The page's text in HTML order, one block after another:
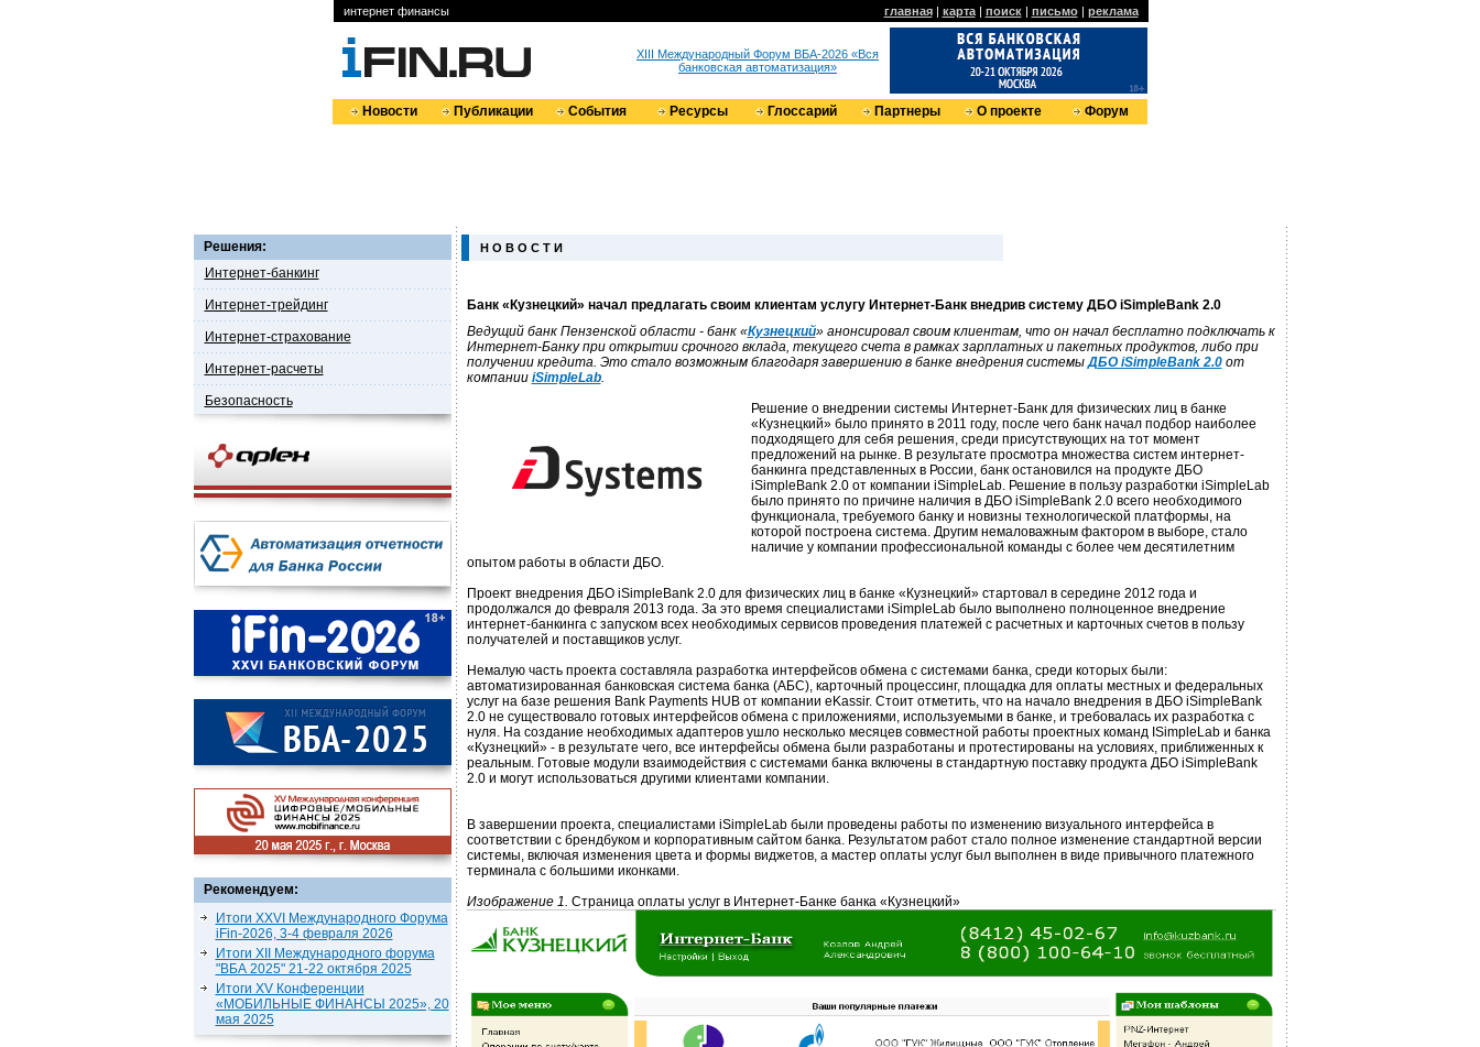
интернет финансы главная| карта| поиск| письмо| реклама
XIII Международный Форум ВБА-2026 «Вся
банковская автоматизация»
Новости Публикации События Ресурсы Глоссарий Партнеры О проекте Форум
Решения:
Интернет-банкинг
Интернет-трейдинг
Интернет-страхование
Интернет-расчеты
Безопасность
Рекомендуем:
Итоги XXVI Международного Форума
iFin-2026, 3-4 февраля 2026
Итоги XII Международного форума
"ВБА 2025" 21-22 октября 2025
Итоги XV Конференции
«МОБИЛЬНЫЕ ФИНАНСЫ 2025», 20
мая 2025
Н О В О С Т И
Банк «Кузнецкий» начал предлагать своим клиентам услугу Интернет-Банк внедрив систему ДБО iSimpleBank 2.0
Ведущий банк Пензенской области - банк «Кузнецкий» анонсировал своим клиентам, что он начал бесплатно подключать к
Интернет-Банку при открытии срочного вклада, текущего счета в рамках зарплатных и пакетных продуктов, либо при
получении кредита. Это стало возможным благодаря завершению в банке внедрения системыДБО iSimpleBank 2.0от
компании iSimpleLab.
Решение о внедрении системы Интернет-Банк для физических лиц в банке
«Кузнецкий» было принято в 2011 году, после чего банк начал подбор наиболее
подходящего для себя решения, среди присутствующих на тот момент
предложений на рынке. В результате просмотра множества систем интернет-
банкинга представленных в России, банк остановился на продукте ДБО
iSimpleBank 2.0 от компании iSimpleLab. Решение в пользу разработки iSimpleLab
было принято по причине наличия в ДБО iSimpleBank 2.0 всего необходимого
функционала, требуемого банку и новизны технологической платформы, на
которой построена система. Другим немаловажным фактором в выборе, стало
наличие у компании профессиональной команды с более чем десятилетним
опытом работы в области ДБО.
Проект внедрения ДБО iSimpleBank 2.0 для физических лиц в банке «Кузнецкий» стартовал в середине 2012 года и
продолжался до февраля 2013 года. За это время специалистами iSimpleLab было выполнено полноценное внедрение
интернет-банкинга c запуском всех необходимых сервисов проведения платежей с расчетных и карточных счетов в пользу
получателей и поставщиков услуг.
Немалую часть проекта составляла разработка интерфейсов обмена с системами банка, среди которых были:
автоматизированная банковская система банка (АБС), карточный процессинг, площадка для оплаты местных и федеральных
услуг на базе решения Bank Payments HUB от компании eKassir. Стоит отметить, что на начало внедрения в ДБО iSimpleBank
2.0 не существовало готовых интерфейсов обмена с приложениями, используемыми в банке, и требовалась их разработка с
нуля. На создание необходимых адаптеров ушло несколько месяцев совместной работы проектных команд ISimpleLab и банка
«Кузнецкий» - в результате чего, все интерфейсы обмена были разработаны и протестированы на условиях, приближенных к
реальным. Готовые модули взаимодействия с системами банка включены в стандартную поставку продукта ДБО iSimpleBank
2.0 и могут использоваться другими клиентами компании.
В завершении проекта, специалистами iSimpleLab были проведены работы по изменению визуального интерфейса в
соответствии с брендбуком и корпоративным сайтом банка. Результатом работ стало полное изменение стандартной версии
системы, включая изменения цвета и формы виджетов, а мастер оплаты услуг был выполнен в виде привычного платежного
терминала с большими иконками.
Изображение 1. Страница оплаты услуг в Интернет-Банке банка «Кузнецкий»